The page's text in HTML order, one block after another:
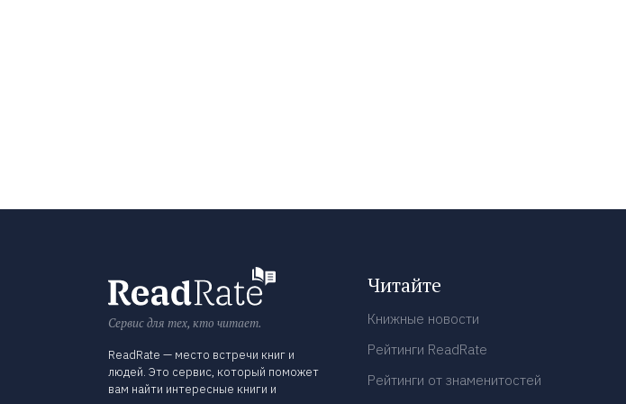
Сервис для тех, кто читает.
ReadRate — место встречи книг и
людей. Это сервис, который поможет
вам найти интересные книги и
Читайте
Книжные новости
Рейтинги ReadRate
Рейтинги от знаменитостей